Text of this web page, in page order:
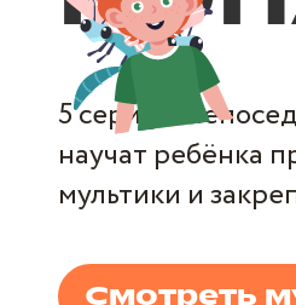
5 серий о
научат ребёнка
мультики и
Смотреть